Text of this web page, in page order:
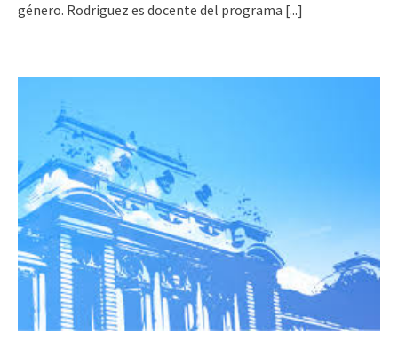
género. Rodriguez es docente del programa [...]